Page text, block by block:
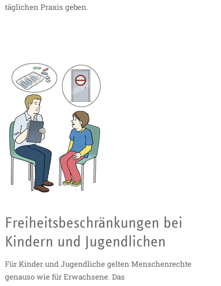
täglichen Praxis geben.
Freiheitsbeschränkungen bei
Kindern und Jugendlichen
Für Kinder und Jugendliche gelten Menschenrechte
genauso wie für Erwachsene. Das